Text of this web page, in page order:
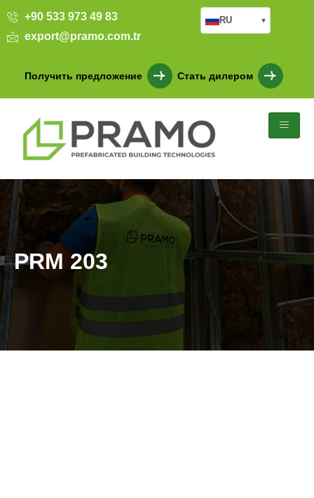
+90 533 973 49 83
export@pramo.com.tr
Получить предложение Стать дилером
RU ▾
PRM 203